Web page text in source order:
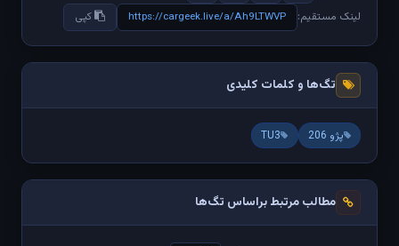
لینک مستقیم: https://cargeek.live/a/Ah9LTWVP کپی
تگ‌ها و کلمات کلیدی
پژو 206 TU3
مطالب مرتبط براساس تگ‌ها